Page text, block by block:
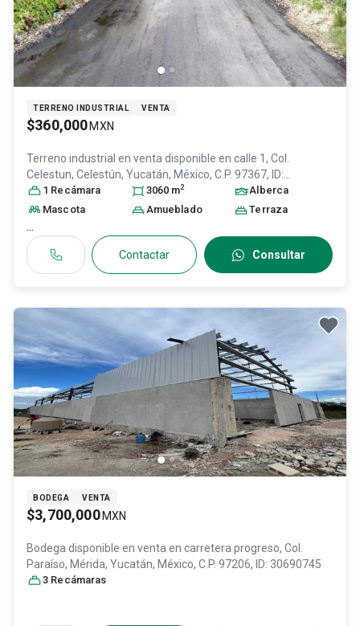
TERRENO INDUSTRIAL VENTA
$360,000 MXN
Terreno industrial en venta disponible en calle 1, Col.
Celestun, Celestún, Yucatán, México, C.P. 97367, ID:
29851038
1 Recámara 3060 m2
Alberca
Mascota
Amueblado Terraza
...
Contactar Consultar
BODEGA VENTA
$3,700,000 MXN
Bodega disponible en venta en carretera progreso, Col.
Paraíso, Mérida, Yucatán, México, C.P. 97206, ID: 30690745
3 Recámaras